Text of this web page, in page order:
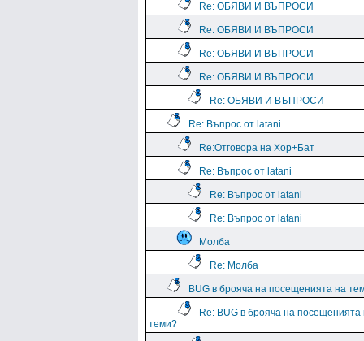
Re: ОБЯВИ И ВЪПРОСИ
Re: ОБЯВИ И ВЪПРОСИ
Re: ОБЯВИ И ВЪПРОСИ
Re: ОБЯВИ И ВЪПРОСИ
Re: ОБЯВИ И ВЪПРОСИ
Re: Въпрос от latani
Re:Отговора на Хор+Бат
Re: Въпрос от latani
Re: Въпрос от latani
Re: Въпрос от latani
Молба
Re: Молба
BUG в брояча на посещенията на
Re: BUG в брояча на посещенията
теми?